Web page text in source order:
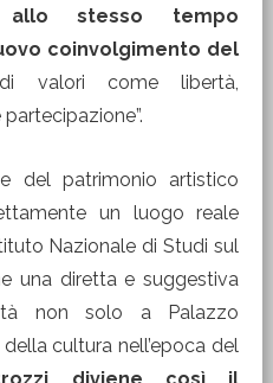
stesso tempo
coinvolgimento del
valori come libertà,
del patrimonio artistico
un luogo reale
Nazionale di Studi sul
una diretta e suggestiva
non solo a Palazzo
cultura nell’epoca del